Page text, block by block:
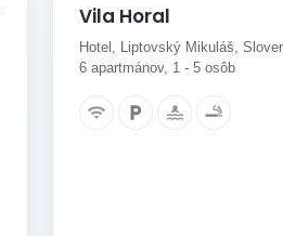
Vila Horal
Hotel, Liptovský Mikuláš,
6 apartmánov, 1 - 5 osôb